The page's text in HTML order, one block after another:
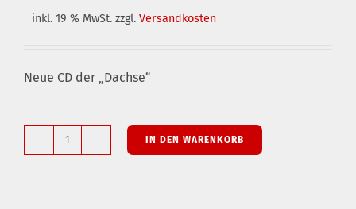
inkl. 19 % MwSt. zzgl. Versandkosten
Neue CD der „Dachse“
IN DEN WARENKORB